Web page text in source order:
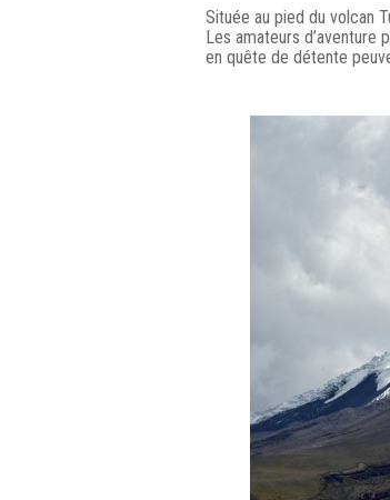
Située au pied du volcan
Les amateurs d’aventure
en quête de détente